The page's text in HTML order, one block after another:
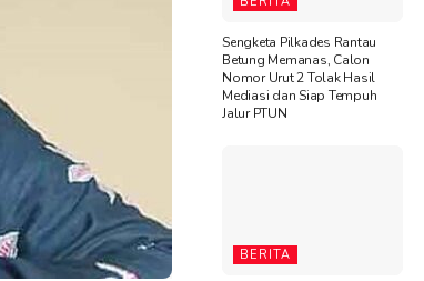
Sengketa Pilkades Rantau
Betung Memanas, Calon
Nomor Urut 2 Tolak Hasil
Mediasi dan Siap Tempuh
Jalur PTUN
BERITA